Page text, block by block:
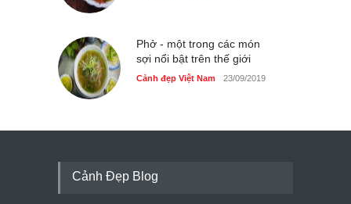
Phở - một trong các món
sợi nổi bật trên thế giới
Cảnh đẹp Việt Nam 23/09/2019
Cảnh Đẹp Blog